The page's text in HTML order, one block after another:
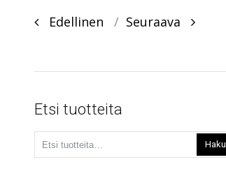
Post
Edellinen Seuraava
Etsi tuotteita
Haku